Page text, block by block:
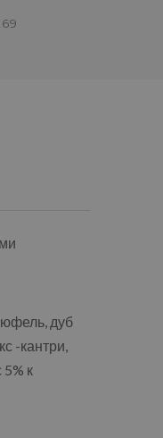
дуб
-кантри,
к